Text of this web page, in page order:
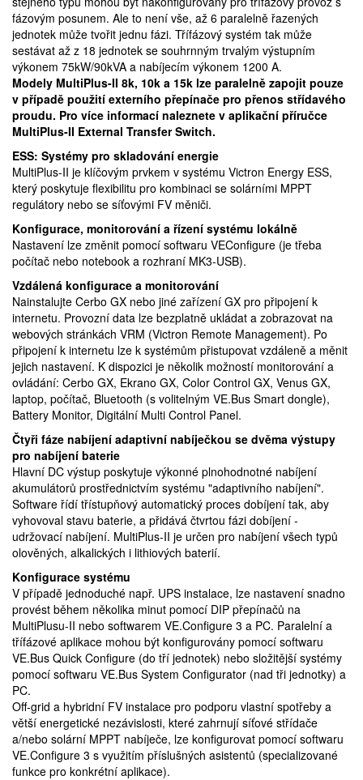
fázovým posunem. Ale to není vše, až 6 paralelně řazených
jednotek může tvořit jednu fázi. Třífázový systém tak může
sestávat až z 18 jednotek se souhrnným trvalým výstupním
výkonem 75kW/90kVA a nabíjecím výkonem 1200 A.
Modely MultiPlus-II 8k, 10k a 15k lze paralelně zapojit pouze
v případě použití externího přepínače pro přenos střídavého
proudu. Pro více informací naleznete v aplikační příručce
MultiPlus-II External Transfer Switch.
ESS: Systémy pro skladování energie
MultiPlus-II je klíčovým prvkem v systému Victron Energy ESS,
který poskytuje flexibilitu pro kombinaci se solárními MPPT
regulátory nebo se síťovými FV měniči.
Konfigurace, monitorování a řízení systému lokálně
Nastavení lze změnit pomocí softwaru VEConfigure (je třeba
počítač nebo notebook a rozhraní MK3-USB).
Vzdálená konfigurace a monitorování
Nainstalujte Cerbo GX nebo jiné zařízení GX pro připojení k
internetu. Provozní data lze bezplatně ukládat a zobrazovat na
webových stránkách VRM (Victron Remote Management). Po
připojení k internetu lze k systémům přistupovat vzdáleně a měnit
jejich nastavení. K dispozici je několik možností monitorování a
ovládání: Cerbo GX, Ekrano GX, Color Control GX, Venus GX,
laptop, počítač, Bluetooth (s volitelným VE.Bus Smart dongle),
Battery Monitor, Digitální Multi Control Panel.
Čtyři fáze nabíjení adaptivní nabíječkou se dvěma výstupy
pro nabíjení baterie
Hlavní DC výstup poskytuje výkonné plnohodnotné nabíjení
akumulátorů prostřednictvím systému "adaptivního nabíjení".
Software řídí třístupňový automatický proces dobíjení tak, aby
vyhovoval stavu baterie, a přidává čtvrtou fázi dobíjení -
udržovací nabíjení. MultiPlus-II je určen pro nabíjení všech typů
olověných, alkalických i lithiových baterií.
Konfigurace systému
V případě jednoduché např. UPS instalace, lze nastavení snadno
provést během několika minut pomocí DIP přepínačů na
MultiPlusu-II nebo softwarem VE.Configure 3 a PC. Paralelní a
třífázové aplikace mohou být konfigurovány pomocí softwaru
VE.Bus Quick Configure (do tří jednotek) nebo složitější systémy
pomocí softwaru VE.Bus System Configurator (nad tři jednotky) a
PC.
Off-grid a hybridní FV instalace pro podporu vlastní spotřeby a
větší energetické nezávislosti, které zahrnují síťové střídače
a/nebo solární MPPT nabíječe, lze konfigurovat pomocí softwaru
VE.Configure 3 s využitím příslušných asistentů (specializované
funkce pro konkrétní aplikace).